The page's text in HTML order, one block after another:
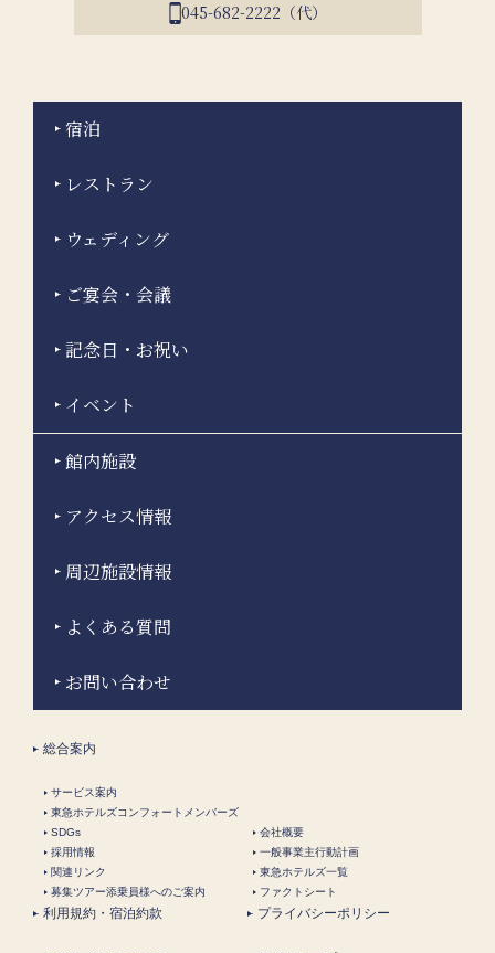
045-682-2222（代）
宿泊
レストラン
ウェディング
ご宴会・会議
記念日・お祝い
イベント
館内施設
アクセス情報
周辺施設情報
よくある質問
お問い合わせ
総合案内
サービス案内
東急ホテルズコンフォートメンバーズ
SDGs
会社概要
採用情報
一般事業主行動計画
関連リンク
東急ホテルズ一覧
募集ツアー添乗員様へのご案内
ファクトシート
利用規約・宿泊約款 プライバシーポリシー